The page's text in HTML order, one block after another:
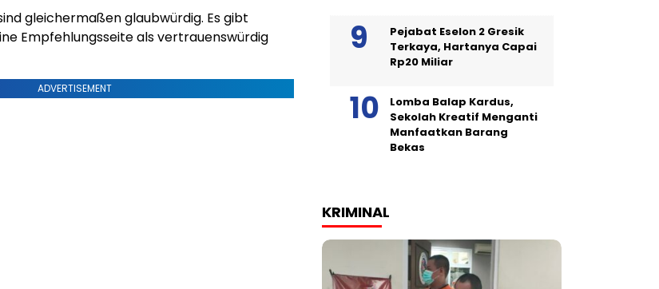
gleichermaßen glaubwürdig. Es gibt
Empfehlungsseite als vertrauenswürdig
ADVERTISEMENT
Pejabat Eselon 2 Gresik
Terkaya, Hartanya Capai
Rp20 Miliar
Lomba Balap Kardus,
Sekolah Kreatif Menganti
Manfaatkan Barang
Bekas
KRIMINAL